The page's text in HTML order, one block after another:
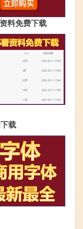
料免费下载
载